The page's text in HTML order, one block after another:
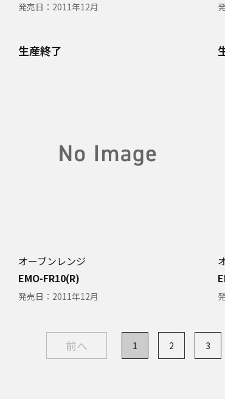
発売日： 2011年12月
生産終了
オーブンレンジ
EMO-FR10(R)
発売日： 2011年12月
前へ 1 2 3